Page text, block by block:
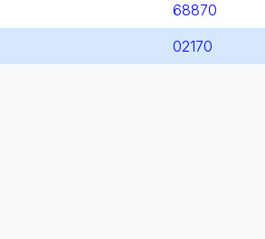
68870
02170